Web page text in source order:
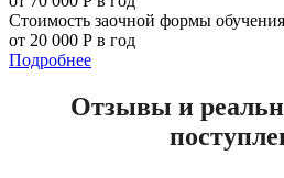
Стоимость заочной формы
от 20 000 Р в год
Подробнее
Отзывы и